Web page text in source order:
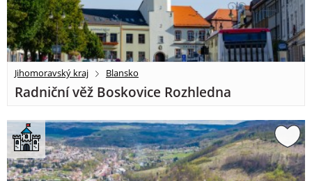
Jihomoravský kraj Blansko
Radniční věž Boskovice Rozhledna